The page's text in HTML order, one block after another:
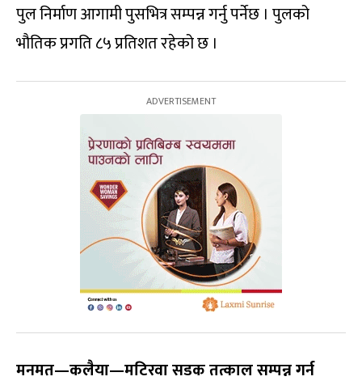
पुल निर्माण आगामी पुसभित्र सम्पन्न गर्नु पर्नेछ । पुलको
भौतिक प्रगति ८५ प्रतिशत रहेको छ ।
मनमत—कलैया—मटिरवा सडक तत्काल सम्पन्न गर्न